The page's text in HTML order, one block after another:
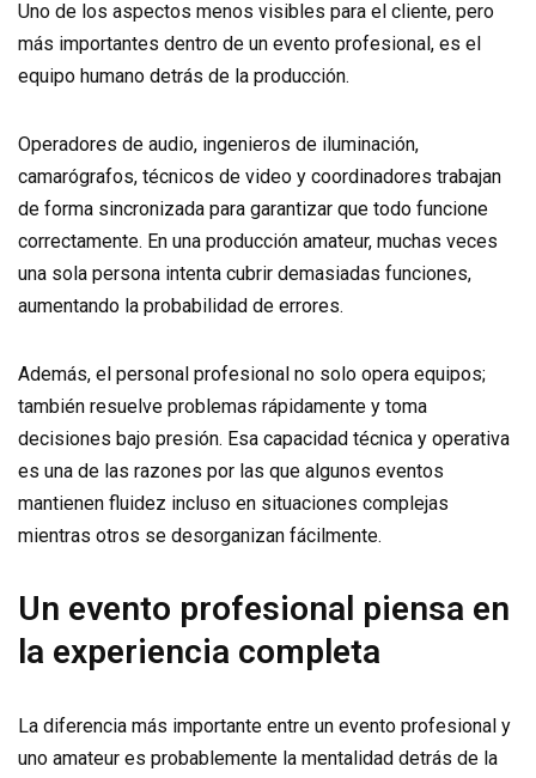
Uno de los aspectos menos visibles para el cliente, pero
más importantes dentro de un evento profesional, es el
equipo humano detrás de la producción.
Operadores de audio, ingenieros de iluminación,
camarógrafos, técnicos de video y coordinadores trabajan
de forma sincronizada para garantizar que todo funcione
correctamente. En una producción amateur, muchas veces
una sola persona intenta cubrir demasiadas funciones,
aumentando la probabilidad de errores.
Además, el personal profesional no solo opera equipos;
también resuelve problemas rápidamente y toma
decisiones bajo presión. Esa capacidad técnica y operativa
es una de las razones por las que algunos eventos
mantienen fluidez incluso en situaciones complejas
mientras otros se desorganizan fácilmente.
Un evento profesional piensa en
la experiencia completa
La diferencia más importante entre un evento profesional y
uno amateur es probablemente la mentalidad detrás de la